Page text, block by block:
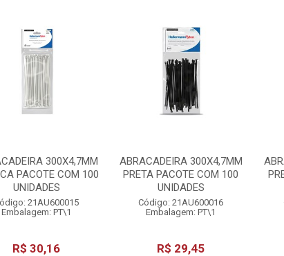
300X4,7MM
PACOTE COM 100
UNIDADES
21AU600015
Embalagem: PT\1
R$ 30,16
ABRACADEIRA 300X4,7MM
PRETA PACOTE COM 100
UNIDADES
Código: 21AU600016
Embalagem: PT\1
R$ 29,45